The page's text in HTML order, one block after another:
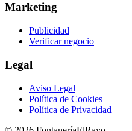
Marketing
Publicidad
Verificar negocio
Legal
Aviso Legal
Política de Cookies
Política de Privacidad